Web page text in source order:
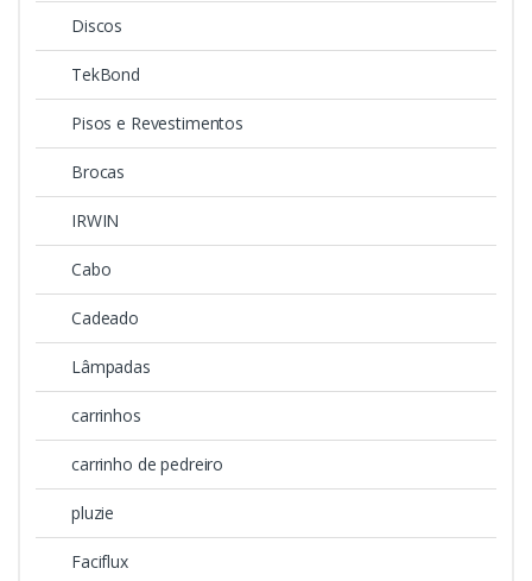
Discos
TekBond
Pisos e Revestimentos
Brocas
IRWIN
Cabo
Cadeado
Lâmpadas
carrinhos
carrinho de pedreiro
pluzie
Faciflux